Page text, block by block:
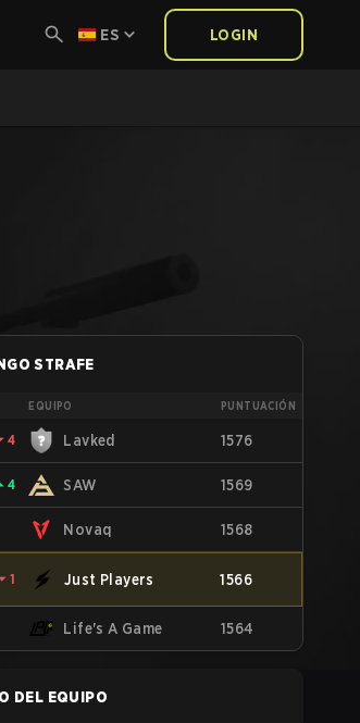
ES LOGIN
STRAFE
EQUIPO PUNTUACIÓN
4 Lavked 1576
4 SAW 1569
Novaq 1568
1 Just Players 1566
Life's A Game 1564
DEL EQUIPO